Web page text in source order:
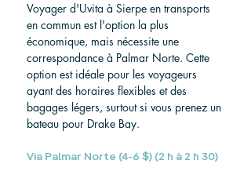
Voyager d'Uvita à Sierpe en transports
en commun est l'option la plus
économique, mais nécessite une
correspondance à Palmar Norte. Cette
option est idéale pour les voyageurs
ayant des horaires flexibles et des
bagages légers, surtout si vous prenez un
bateau pour Drake Bay.
Via Palmar Norte (4-6 $) (2 h à 2 h 30)